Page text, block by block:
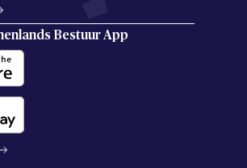
Bestuur App